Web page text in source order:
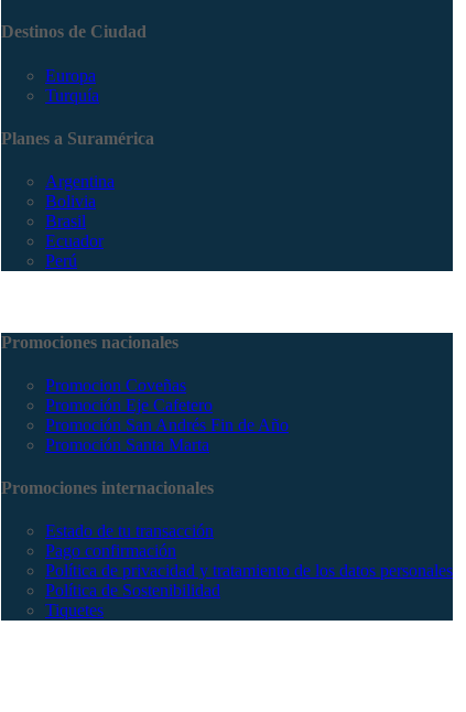
Destinos de Ciudad
Europa
Turquía
Planes a Suramérica
Argentina
Bolivia
Brasil
Ecuador
Perú
Promociones nacionales
Promocion Coveñas
Promoción Eje Cafetero
Promoción San Andrés Fin de Año
Promoción Santa Marta
Promociones internacionales
Estado de tu transacción
Pago confirmación
Política de privacidad y tratamiento de los datos personales
Política de Sostenibilidad
Tiquetes